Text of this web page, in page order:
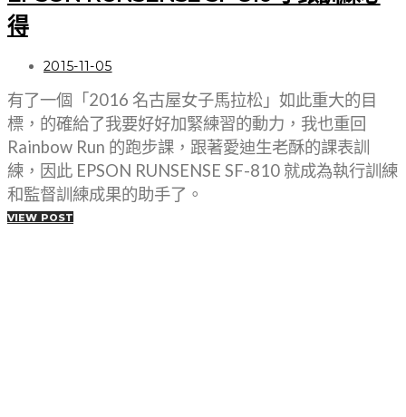
得
2015-11-05
有了一個「2016 名古屋女子馬拉松」如此重大的目
標，的確給了我要好好加緊練習的動力，我也重回
Rainbow Run 的跑步課，跟著愛迪生老酥的課表訓
練，因此 EPSON RUNSENSE SF-810 就成為執行訓練
和監督訓練成果的助手了。
VIEW POST